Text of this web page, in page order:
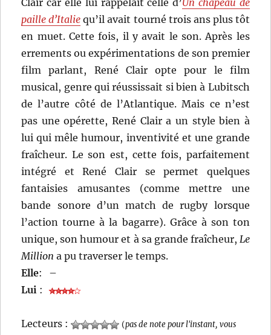
paille d’Italie qu’il avait tourné trois ans plus tôt
en muet. Cette fois, il y avait le son. Après les
errements ou expérimentations de son premier
film parlant, René Clair opte pour le film
musical, genre qui réussissait si bien à Lubitsch
de l’autre côté de l’Atlantique. Mais ce n’est
pas une opérette, René Clair a un style bien à
lui qui mêle humour, inventivité et une grande
fraîcheur. Le son est, cette fois, parfaitement
intégré et René Clair se permet quelques
fantaisies amusantes (comme mettre une
bande sonore d’un match de rugby lorsque
l’action tourne à la bagarre). Grâce à son ton
unique, son humour et à sa grande fraîcheur, Le
Million a pu traverser le temps.
Elle:
–
Lui :
Lecteurs : (pas de note pour l'instant, vous